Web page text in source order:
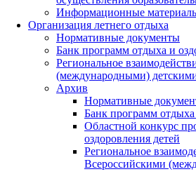
Информационные
Организация летнего отдыха
Нормативные документы
Банк программ отдыха и
Региональное
(международными)
Архив
Нормативные
Банк программ отдыха
Областной конкурс
оздоровления детей
Региональное
Всероссийскими